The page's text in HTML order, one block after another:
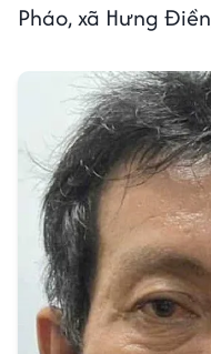
Pháo, xã Hưng